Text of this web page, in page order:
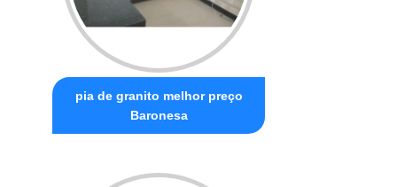
pia de granito melhor preço
Baronesa